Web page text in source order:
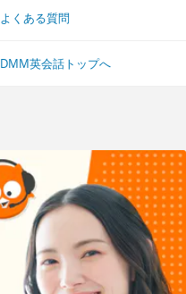
よくある質問
DMM英会話トップへ